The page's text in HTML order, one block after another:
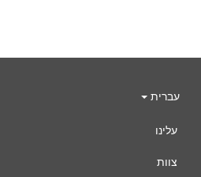
עברית
עלינו
צוות